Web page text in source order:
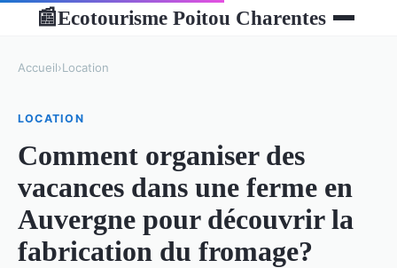
📰Ecotourisme Poitou Charentes
Accueil›Location
LOCATION
Comment organiser des
vacances dans une ferme en
Auvergne pour découvrir la
fabrication du fromage?